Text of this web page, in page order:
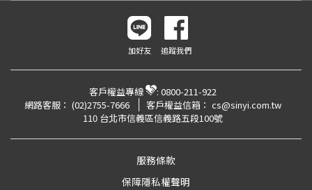
加好友 追蹤我們
客戶權益專線 : 0800-211-922
網路客服： (02)2755-7666 客戶權益信箱： cs@sinyi.com.tw
110 台北市信義區信義路五段100號
服務條款
保障隱私權聲明